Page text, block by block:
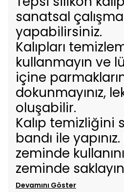
sanatsal
yapabilirsiniz.
Kalıpları
kullanmayın ve
içine
dokunmayınız,
oluşabilir.
Kalıp temizliğini
bandı ile yapınız.
zeminde
zeminde
Devamını Göster